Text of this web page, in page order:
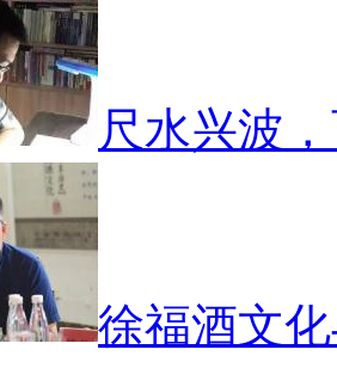
尺水兴波
徐福酒文